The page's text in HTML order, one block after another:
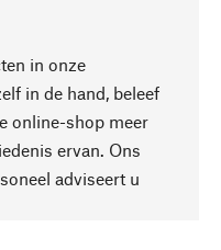
in onze
in de hand, beleef
online-shop meer
ervan. Ons
adviseert u
Naar boven